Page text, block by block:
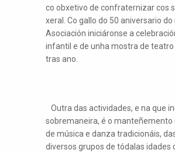
co obxetivo de confraternizar cos
xeral. Co gallo do 50 aniversario
Asociación iniciáronse a
infantil e de unha mostra de
tras ano.
Outra das actividades, e na que
sobremaneira, é o manteñemento
de música e danza tradicionáis,
diversos grupos de tódalas idades